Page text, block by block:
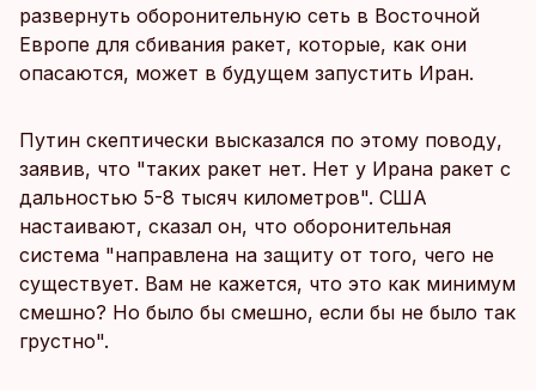
развернуть оборонительную сеть в Восточной
Европе для сбивания ракет, которые, как они
опасаются, может в будущем запустить Иран.
Путин скептически высказался по этому поводу,
заявив, что "таких ракет нет. Нет у Ирана ракет с
дальностью 5-8 тысяч километров". США
настаивают, сказал он, что оборонительная
система "направлена на защиту от того, чего не
существует. Вам не кажется, что это как минимум
смешно? Но было бы смешно, если бы не было так
грустно".